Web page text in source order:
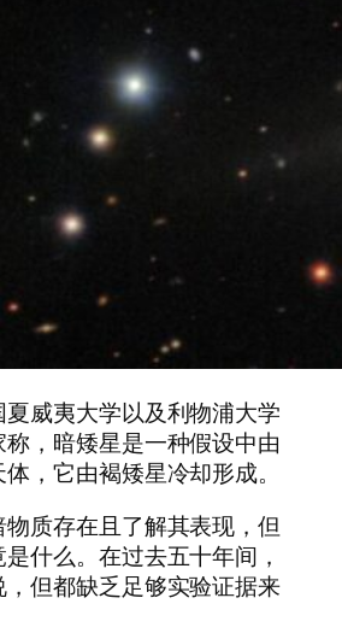
威夷大学以及利物浦大学
，暗矮星是一种假设中由
，它由褐矮星冷却形成。
质存在且了解其表现，但
什么。在过去五十年间，
但都缺乏足够实验证据来